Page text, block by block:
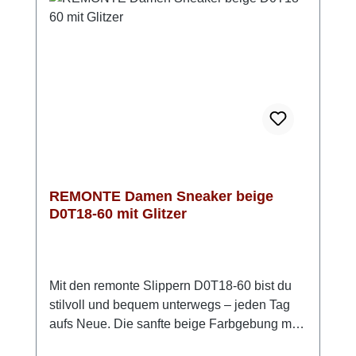
ergänzt das Design und unterstreicht den
REMONTE Damen Sneaker beige
D0T18-60 mit Glitzer
Mit den remonte Slippern D0T18-60 bist du
stilvoll und bequem unterwegs – jeden Tag
aufs Neue. Die sanfte beige Farbgebung mit